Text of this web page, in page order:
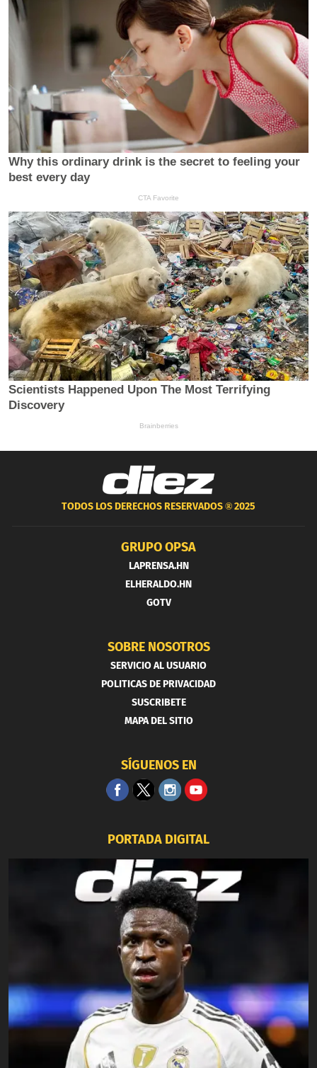
TODOS LOS DERECHOS RESERVADOS ®2025
GRUPO OPSA
LAPRENSA.HN
ELHERALDO.HN
GOTV
SOBRE NOSOTROS
SERVICIO AL USUARIO
POLITICAS DE PRIVACIDAD
SUSCRIBETE
MAPA DEL SITIO
SÍGUENOS EN
PORTADA DIGITAL